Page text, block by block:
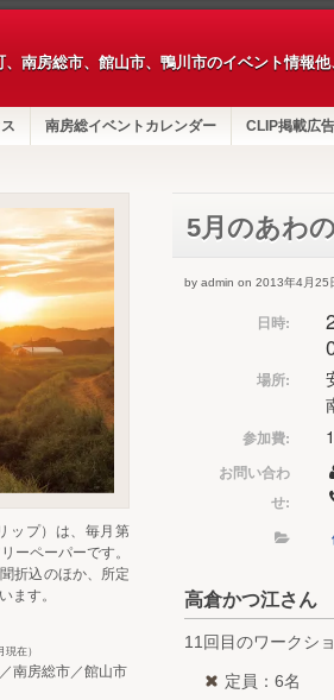
、南房総市、館山市、鴨川市のイベント情報
南房総イベントカレンダー CLIP掲載広告
5月のあわ
by admin on 2013年4月25
日時:
場所:
参加費:
お問い合わ
せ:
高倉かつ江さん
11回目のワークシ
定員：6名
ップ）は、毎月第
ーペーパーです。
折込のほか、所定
ます。
現在）
南房総市／館山市